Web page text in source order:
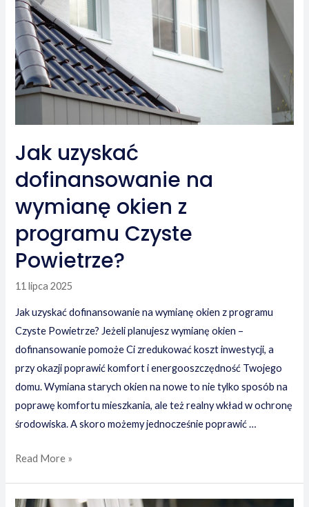
Jak uzyskać
dofinansowanie na
wymianę okien z
programu Czyste
Powietrze?
11 lipca 2025
Jak uzyskać dofinansowanie na wymianę okien z programu
Czyste Powietrze? Jeżeli planujesz wymianę okien –
dofinansowanie pomoże Ci zredukować koszt inwestycji, a
przy okazji poprawić komfort i energooszczędność Twojego
domu. Wymiana starych okien na nowe to nie tylko sposób na
poprawę komfortu mieszkania, ale też realny wkład w ochronę
środowiska. A skoro możemy jednocześnie poprawić …
Jak
Read More »